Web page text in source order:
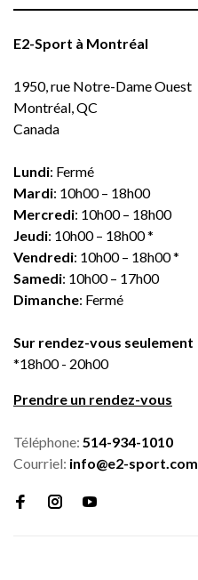
E2-Sport à Montréal
1950, rue Notre-Dame Ouest
Montréal, QC
Canada
Lundi: Fermé
Mardi: 10h00 – 18h00
Mercredi: 10h00 – 18h00
Jeudi: 10h00 – 18h00 *
Vendredi: 10h00 – 18h00 *
Samedi: 10h00 – 17h00
Dimanche: Fermé
Sur rendez-vous seulement
*18h00 - 20h00
Prendre un rendez-vous
Téléphone: 514-934-1010
Courriel: info@e2-sport.com